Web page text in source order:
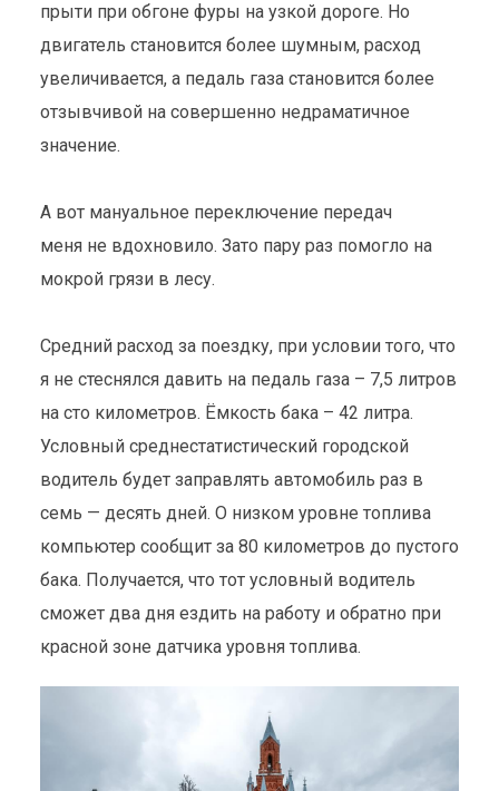
прыти при обгоне фуры на узкой дороге. Но
двигатель становится более шумным, расход
увеличивается, а педаль газа становится более
отзывчивой на совершенно недраматичное
значение.
А вот мануальное переключение передач
меня не вдохновило. Зато пару раз помогло на
мокрой грязи в лесу.
Средний расход за поездку, при условии того, что
я не стеснялся давить на педаль газа – 7,5 литров
на сто километров. Ёмкость бака – 42 литра.
Условный среднестатистический городской
водитель будет заправлять автомобиль раз в
семь — десять дней. О низком уровне топлива
компьютер сообщит за 80 километров до пустого
бака. Получается, что тот условный водитель
сможет два дня ездить на работу и обратно при
красной зоне датчика уровня топлива.